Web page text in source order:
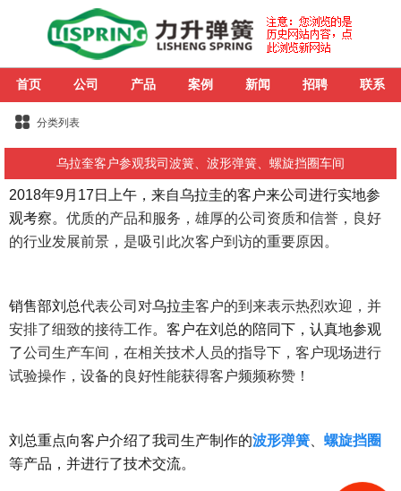
首页 公司 产品 案例 新闻 招聘 联系
分类列表
乌拉奎客户参观我司波簧、波形弹簧、螺旋挡圈车间
2018年9月17日上午，来自乌拉圭的客户来公司进行实地参
观考察。 优质的产品和服务，雄厚的公司资质和信誉，良好
的行业发展前景，是吸引此次客户到访的重要原因。
销售部刘总代表公司对乌拉圭客户的到来表示热烈欢迎，并
安排了细致的接待工作。客户在刘总的陪同下，认真地参观
了公司生产车间，在相关技术人员的指导下，客户现场进行
试验操作，设备的良好性能获得客户频频称赞！
刘总重点向客户介绍了我司生产制作的波形弹簧
螺旋挡圈
等产品，并进行了技术交流。